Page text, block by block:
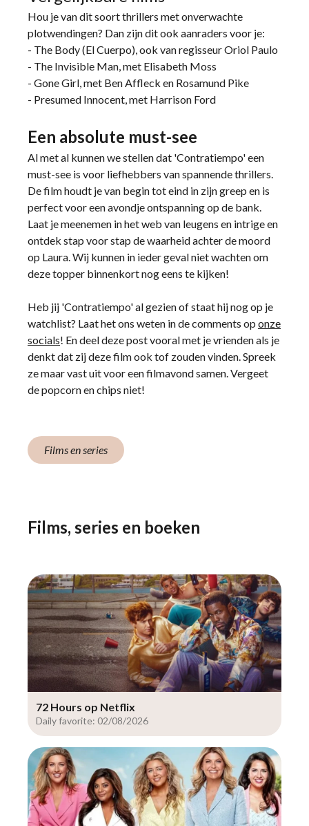
Hou je van dit soort thrillers met onverwachte
plotwendingen? Dan zijn dit ook aanraders voor je:
- The Body (El Cuerpo), ook van regisseur Oriol Paulo
- The Invisible Man, met Elisabeth Moss
- Gone Girl, met Ben Affleck en Rosamund Pike
- Presumed Innocent, met Harrison Ford
Een absolute must-see
Al met al kunnen we stellen dat 'Contratiempo' een
must-see is voor liefhebbers van spannende thrillers.
De film houdt je van begin tot eind in zijn greep en is
perfect voor een avondje ontspanning op de bank.
Laat je meenemen in het web van leugens en intrige en
ontdek stap voor stap de waarheid achter de moord
op Laura. Wij kunnen in ieder geval niet wachten om
deze topper binnenkort nog eens te kijken!
Heb jij 'Contratiempo' al gezien of staat hij nog op je
watchlist? Laat het ons weten in de comments op onze
socials! En deel deze post vooral met je vrienden als je
denkt dat zij deze film ook tof zouden vinden. Spreek
ze maar vast uit voor een filmavond samen. Vergeet
de popcorn en chips niet!
Films en series
Films, series en boeken
72 Hours op Netflix
Daily favorite: 02/08/2026